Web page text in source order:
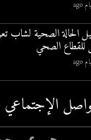
الحالة الصحية لشاب
الصحي
اﻹجتماعي